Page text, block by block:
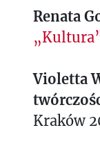
Renata
Violetta
Kraków